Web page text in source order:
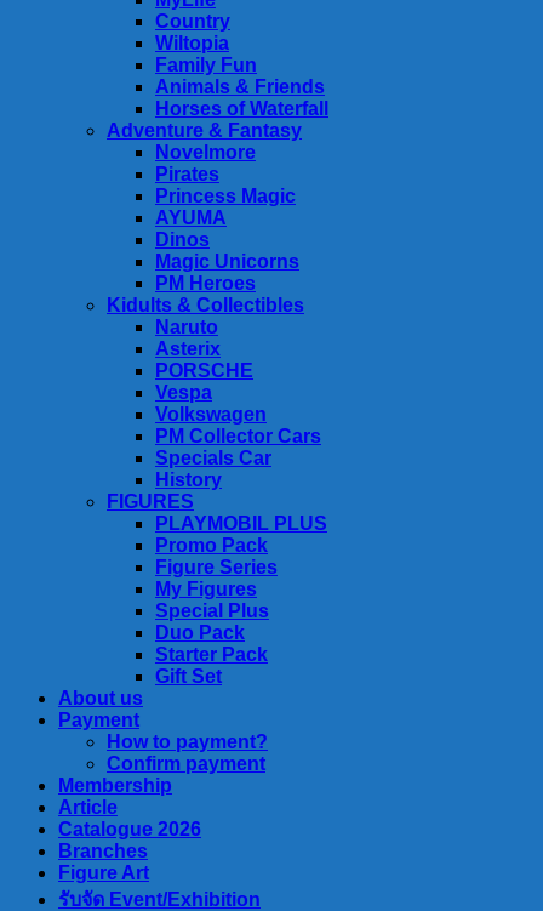
Country
Wiltopia
Family Fun
Animals & Friends
Horses of Waterfall
Adventure & Fantasy
Novelmore
Pirates
Princess Magic
AYUMA
Dinos
Magic Unicorns
PM Heroes
Kidults & Collectibles
Naruto
Asterix
PORSCHE
Vespa
Volkswagen
PM Collector Cars
Specials Car
History
FIGURES
PLAYMOBIL PLUS
Promo Pack
Figure Series
My Figures
Special Plus
Duo Pack
Starter Pack
Gift Set
About us
Payment
How to payment?
Confirm payment
Membership
Article
Catalogue 2026
Branches
Figure Art
รับจัด Event/Exhibition